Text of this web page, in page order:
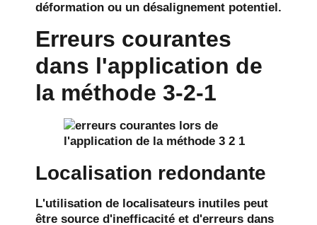
déformation ou un désalignement potentiel.
Erreurs courantes
dans l'application de
la méthode 3-2-1
Localisation redondante
L'utilisation de localisateurs inutiles peut
être source d'inefficacité et d'erreurs dans